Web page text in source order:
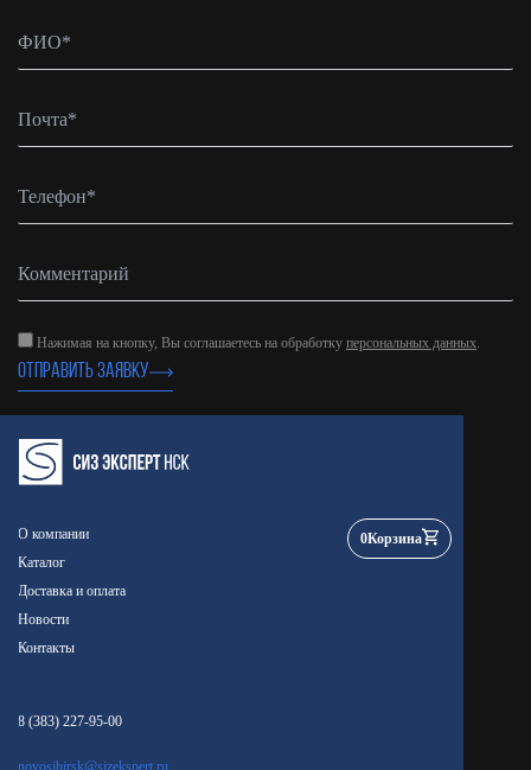
ОТПРАВИТЬ ЗАЯВКУ
Нажимая на кнопку, Вы соглашаетесь на обработку персональных данных.
О компании
Каталог
Доставка и оплата
Новости
Контакты
0Корзина
8 (383) 227-95-00
novosibirsk@sizekspert.ru